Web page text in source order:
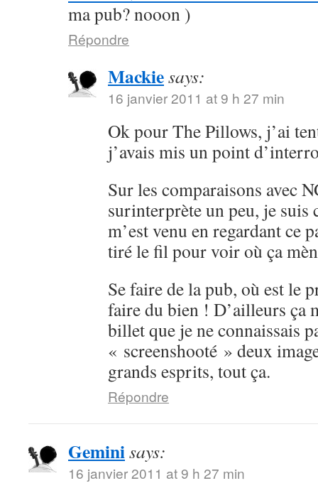
ma pub? nooon )
Répondre
Mackiesays:
16 janvier 2011 at 9 h 27 min
Ok pour The Pillows, j’ai
j’avais mis un point
Sur les comparaisons avec
surinterprète un peu, je suis
m’est venu en regardant ce
tiré le fil pour voir où ça
Se faire de la pub, où est le
faire du bien ! D’ailleurs ça
billet que je ne connaissais
« screenshooté » deux
grands esprits, tout ça.
Répondre
Geminisays:
16 janvier 2011 at 9 h 27 min